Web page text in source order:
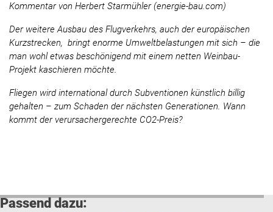
Kommentar von Herbert Starmühler (energie-bau.com)
Der weitere Ausbau des Flugverkehrs, auch der europäischen
Kurzstrecken, bringt enorme Umweltbelastungen mit sich – die
man wohl etwas beschönigend mit einem netten Weinbau-
Projekt kaschieren möchte.
Fliegen wird international durch Subventionen künstlich billig
gehalten – zum Schaden der nächsten Generationen. Wann
kommt der verursachergerechte CO2-Preis?
Passend dazu: